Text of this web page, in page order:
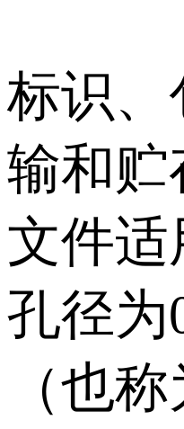
标识、
输和贮
文件适
孔径为
（也